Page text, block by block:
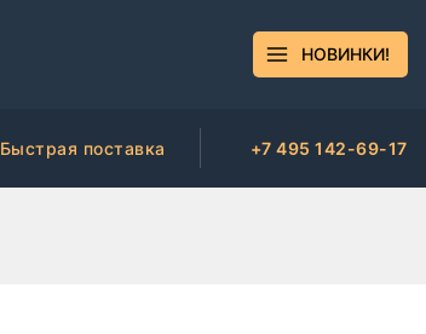
НОВИНКИ!
Быстрая поставка +7 495 142-69-17